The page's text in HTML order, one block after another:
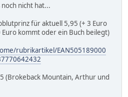
nicht hat...
für aktuell 5,95 (+ 3 Euro
Euro kommt oder ein Buch beilegt)
rubrikartikel/EAN505189000
(Brokeback Mountain, Arthur und